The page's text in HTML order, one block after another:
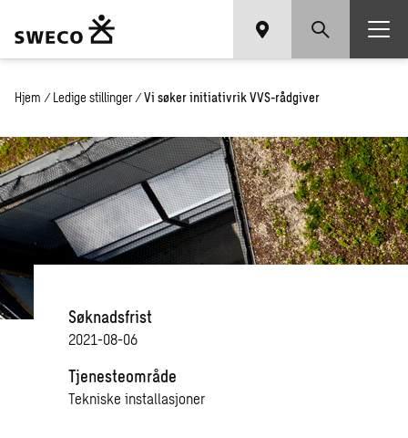
Hjem / Ledige stillinger / Vi søker initiativrik VVS-rådgiver
Søknadsfrist
2021-08-06
Tjenesteområde
Tekniske installasjoner